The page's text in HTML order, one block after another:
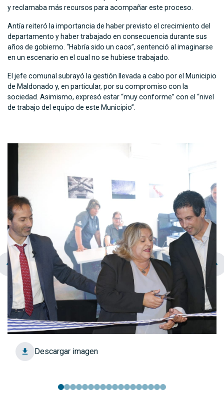
y reclamaba más recursos para acompañar este proceso.
Antía reiteró la importancia de haber previsto el crecimiento del
departamento y haber trabajado en consecuencia durante sus
años de gobierno. “Habría sido un caos”, sentenció al imaginarse
en un escenario en el cual no se hubiese trabajado.
El jefe comunal subrayó la gestión llevada a cabo por el Municipio
de Maldonado y, en particular, por su compromiso con la
sociedad. Asimismo, expresó estar “muy conforme” con el “nivel
de trabajo del equipo de este Municipio”.
Descargar imagen
chevron_left navigate_next